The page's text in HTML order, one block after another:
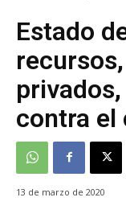
Estado
contra el
13 de marzo de 2020